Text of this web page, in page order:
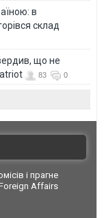
в
склад
що не
83 0
і прагне
Affairs